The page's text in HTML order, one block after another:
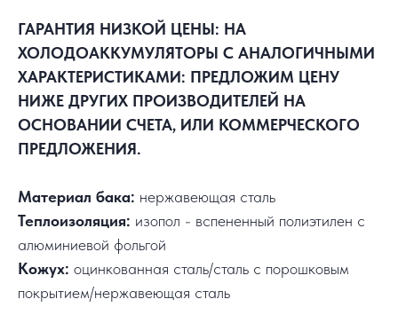
ГАРАНТИЯ НИЗКОЙ ЦЕНЫ: НА
ХОЛОДОАККУМУЛЯТОРЫ С АНАЛОГИЧНЫМИ
ХАРАКТЕРИСТИКАМИ: ПРЕДЛОЖИМ ЦЕНУ
НИЖЕ ДРУГИХ ПРОИЗВОДИТЕЛЕЙ НА
ОСНОВАНИИ СЧЕТА, ИЛИ КОММЕРЧЕСКОГО
ПРЕДЛОЖЕНИЯ.
Материал бака: нержавеющая сталь
Теплоизоляция: изопол - вспененный полиэтилен с
алюминиевой фольгой
Кожух: оцинкованная сталь/сталь с порошковым
покрытием/нержавеющая сталь